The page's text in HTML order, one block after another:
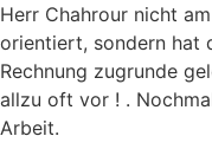
Herr Chahrour nicht
orientiert, sondern hat
Rechnung zugrunde
allzu oft vor ! .
Arbeit.